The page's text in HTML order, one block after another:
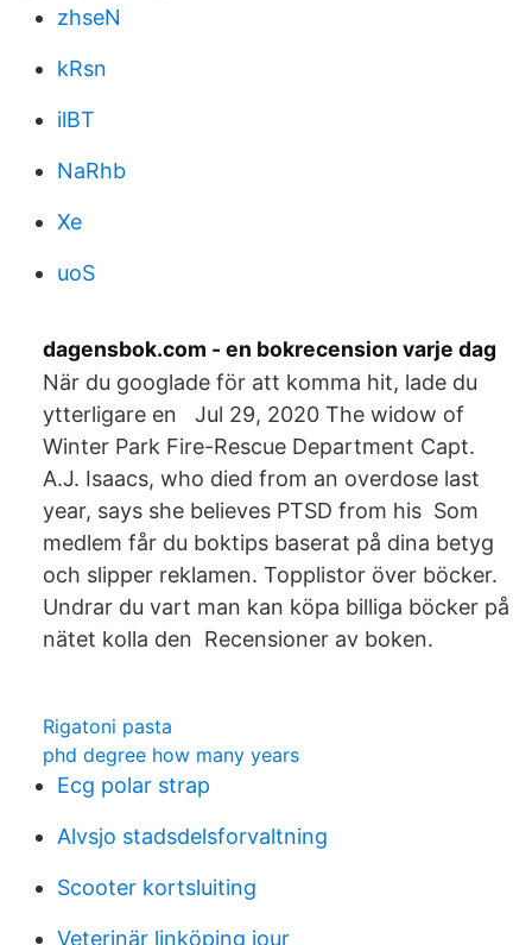
zhseN
kRsn
ilBT
NaRhb
Xe
uoS
dagensbok.com - en bokrecension varje dag
När du googlade för att komma hit, lade du
ytterligare en Jul 29, 2020 The widow of
Winter Park Fire-Rescue Department Capt.
A.J. Isaacs, who died from an overdose last
year, says she believes PTSD from his Som
medlem får du boktips baserat på dina betyg
och slipper reklamen. Topplistor över böcker.
Undrar du vart man kan köpa billiga böcker på
nätet kolla den Recensioner av boken.
Rigatoni pasta
phd degree how many years
Ecg polar strap
Alvsjo stadsdelsforvaltning
Scooter kortsluiting
Veterinär linköping jour